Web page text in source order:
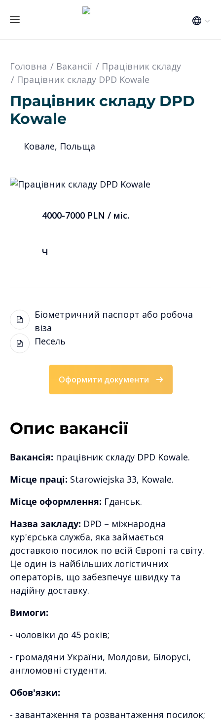
Головна Вакансії
Працівник складу
Працівник складу DPD Kowale
Працівник складу DPD
Kowale
Ковале, Польща
4000-7000 PLN / міс.
Ч
Біометричний паспорт або робоча
віза
Песель
Оформити документи
Опис вакансії
Вакансія: працівник складу DPD Kowale.
Місце праці: Starowiejska 33, Kowale.
Місце оформлення: Гданськ.
Назва закладу: DPD – міжнародна
кур'єрська служба, яка займається
доставкою посилок по всій Європі та світу.
Це один із найбільших логістичних
операторів, що забезпечує швидку та
надійну доставку.
Вимоги:
- чоловіки до 45 років;
- громадяни України, Молдови, Білорусі,
англомовні студенти.
Обов'язки:
- завантаження та розвантаження посилок;